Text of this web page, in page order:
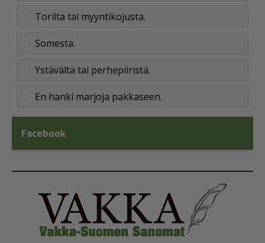
Torilta tai myyntikojusta.
Somesta.
Ystävältä tai perhepiiristä.
En hanki marjoja pakkaseen.
Facebook